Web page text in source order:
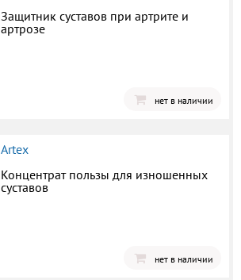
Защитник суставов при артрите и
артрозе
нет в наличии
Artex
Концентрат пользы для изношенных
суставов
нет в наличии